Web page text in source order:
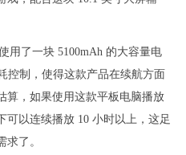
用了一块 5100mAh 的大容量电
控制，使得这款产品在续航方面
算，如果使用这款平板电脑播放
可以连续播放 10 小时以上，这足
了。